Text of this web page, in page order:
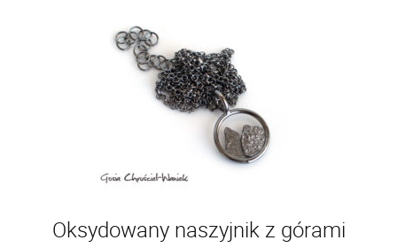
Oksydowany naszyjnik z górami